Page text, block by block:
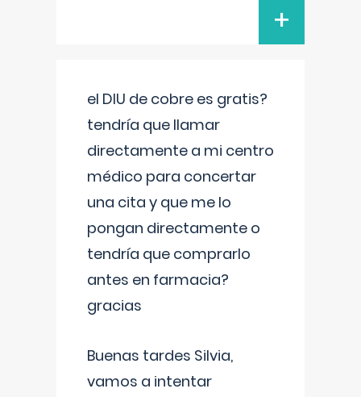
+
el DIU de cobre es gratis?
tendría que llamar
directamente a mi centro
médico para concertar
una cita y que me lo
pongan directamente o
tendría que comprarlo
antes en farmacia?
gracias
Buenas tardes Silvia,
vamos a intentar